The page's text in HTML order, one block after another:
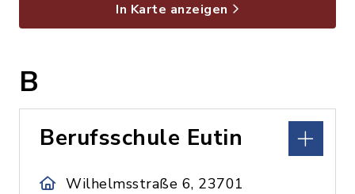
In Karte anzeigen
B
Berufsschule Eutin
Wilhelmsstraße 6, 23701